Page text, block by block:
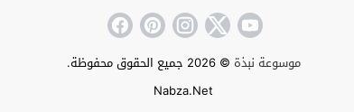
موسوعة نبذة © 2026 جميع الحقوق محفوظة.
Nabza.Net